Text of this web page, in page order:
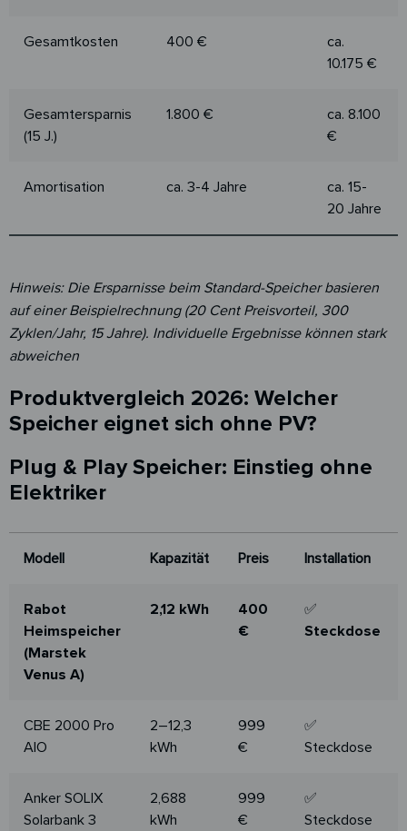
Gesamtkosten 400 €
ca.
10.175 €
Gesamtersparnis
(15 J.)
1.800 €
ca. 8.100
€
Amortisation ca. 3-4 Jahre
ca. 15-
20 Jahre
Hinweis: Die Ersparnisse beim Standard-Speicher basieren
auf einer Beispielrechnung (20 Cent Preisvorteil, 300
Zyklen/Jahr, 15 Jahre). Individuelle Ergebnisse können stark
abweichen
Produktvergleich 2026: Welcher
Speicher eignet sich ohne PV?
Plug & Play Speicher: Einstieg ohne
Elektriker
Modell Kapazität Preis
Installation
Rabot
Heimspeicher
(Marstek
Venus A)
2,12 kWh
400
€
✅
Steckdose
CBE 2000 Pro
AIO
2–12,3
kWh
999
€
✅
Steckdose
Anker SOLIX
Solarbank 3
2,688
kWh
999
€
✅
Steckdose